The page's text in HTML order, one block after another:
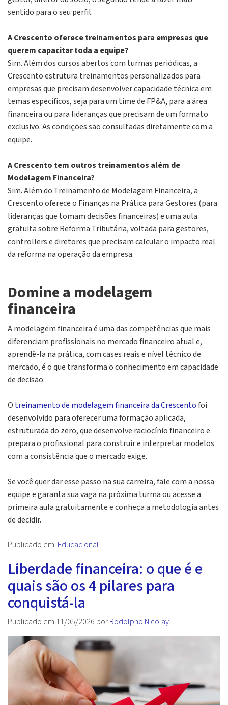
sentido para o seu perfil.
A Crescento oferece treinamentos para empresas que
querem capacitar toda a equipe?
Sim. Além dos cursos abertos com turmas periódicas, a
Crescento estrutura treinamentos personalizados para
empresas que precisam desenvolver capacidade técnica em
temas específicos, seja para um time de FP&A, para a área
financeira ou para lideranças que precisam de um formato
exclusivo. As condições são consultadas diretamente com a
equipe.
A Crescento tem outros treinamentos além de
Modelagem Financeira?
Sim. Além do Treinamento de Modelagem Financeira, a
Crescento oferece o Finanças na Prática para Gestores (para
lideranças que tomam decisões financeiras) e uma aula
gratuita sobre Reforma Tributária, voltada para gestores,
controllers e diretores que precisam calcular o impacto real
da reforma na operação da empresa.
Domine a modelagem
financeira
A modelagem financeira é uma das competências que mais
diferenciam profissionais no mercado financeiro atual e,
aprendê-la na prática, com cases reais e nível técnico de
mercado, é o que transforma o conhecimento em capacidade
de decisão.
O treinamento de modelagem financeira da Crescentofoi
desenvolvido para oferecer uma formação aplicada,
estruturada do zero, que desenvolve raciocínio financeiro e
prepara o profissional para construir e interpretar modelos
com a consistência que o mercado exige.
Se você quer dar esse passo na sua carreira, fale com a nossa
equipe e garanta sua vaga na próxima turma ou acesse a
primeira aula gratuitamente e conheça a metodologia antes
de decidir.
Publicado em: Educacional
Liberdade financeira: o que é e
quais são os 4 pilares para
conquistá-la
Publicado em 11/05/2026 porRodolpho Nicolay.